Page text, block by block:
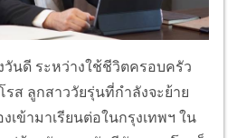
นดี ระหว่างใช้ชีวิตครอบครัว
ส ลูกสาววัยรุ่นที่กำลังจะย้าย
เข้ามาเรียนต่อในกรุงเทพฯ ใน